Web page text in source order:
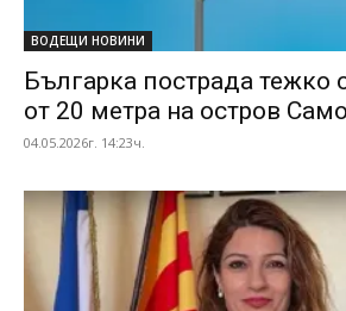
ВОДЕЩИ НОВИНИ
Българка пострада тежко
от 20 метра на остров
04.05.2026г. 14:23ч.